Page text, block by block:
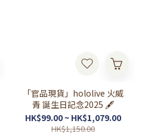
「官品現貨」hololive 火威
青 誕生日記念2025 🖋️
HK$99.00 ~ HK$1,079.00
HK$1,150.00